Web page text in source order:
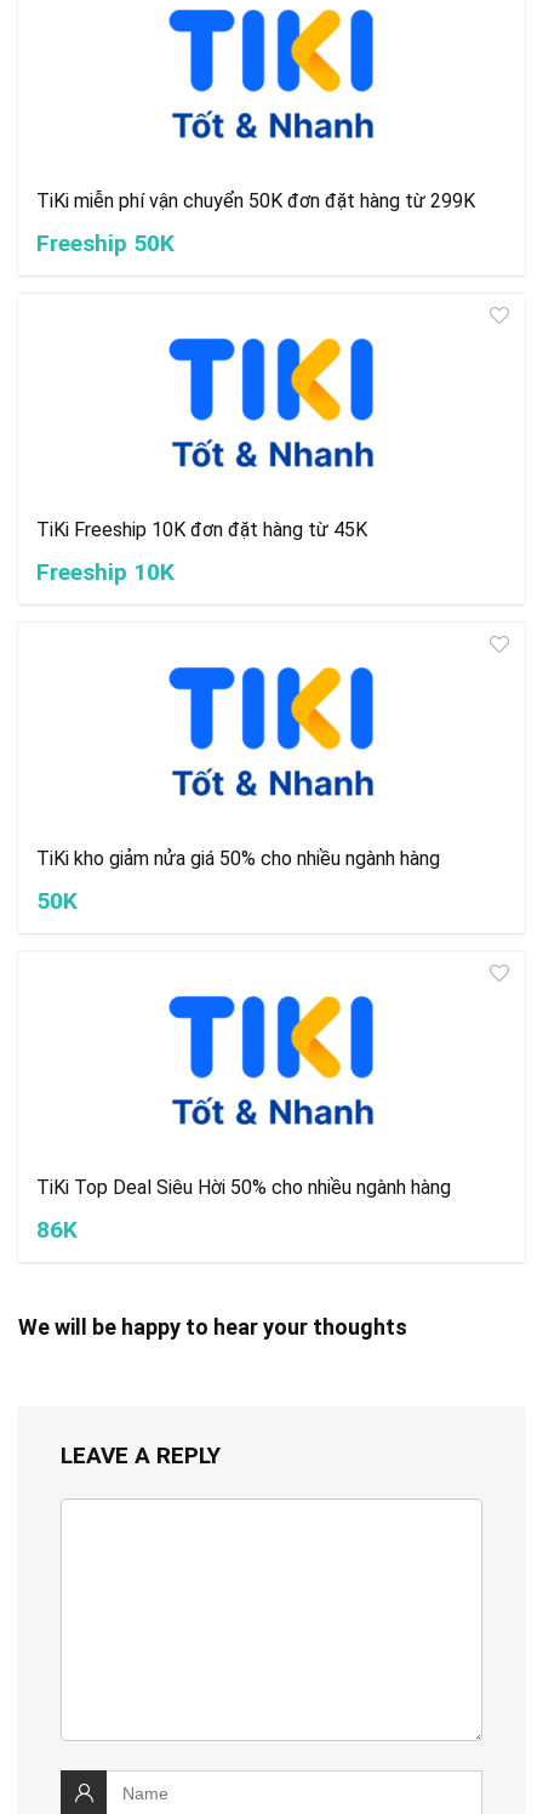
TiKi miễn phí vận chuyển 50K đơn đặt hàng từ 299K
Freeship 50K
TiKi Freeship 10K đơn đặt hàng từ 45K
Freeship 10K
TiKi kho giảm nửa giá 50% cho nhiều ngành hàng
50K
TiKi Top Deal Siêu Hời 50% cho nhiều ngành hàng
86K
We will be happy to hear your thoughts
LEAVE A REPLY